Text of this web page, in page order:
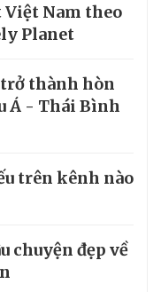
Việt Nam theo
Planet
trở thành hòn
Á - Thái Bình
trên kênh nào
chuyện đẹp về